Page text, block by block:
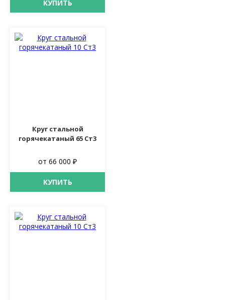
КУПИТЬ
Круг стальной
горячекатаный 65 Ст3
от 66 000 ₽
КУПИТЬ